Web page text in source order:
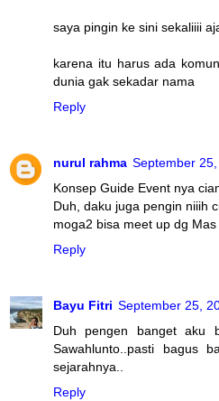
saya pingin ke sini sekaliiii
karena itu harus ada
dunia gak sekadar nama
Reply
nurul rahma September
Konsep Guide Event nya
Duh, daku juga pengin niiih
moga2 bisa meet up dg
Reply
Bayu Fitri September 25,
Duh pengen banget aku
Sawahlunto..pasti bagus
sejarahnya..
Reply